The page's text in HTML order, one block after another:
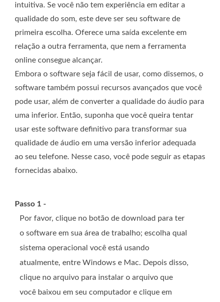
intuitiva. Se você não tem experiência em editar a
qualidade do som, este deve ser seu software de
primeira escolha. Oferece uma saída excelente em
relação a outra ferramenta, que nem a ferramenta
online consegue alcançar.
Embora o software seja fácil de usar, como dissemos, o
software também possui recursos avançados que você
pode usar, além de converter a qualidade do áudio para
uma inferior. Então, suponha que você queira tentar
usar este software definitivo para transformar sua
qualidade de áudio em uma versão inferior adequada
ao seu telefone. Nesse caso, você pode seguir as etapas
fornecidas abaixo.
Passo 1 -
Por favor, clique no botão de download para ter
o software em sua área de trabalho; escolha qual
sistema operacional você está usando
atualmente, entre Windows e Mac. Depois disso,
clique no arquivo para instalar o arquivo que
você baixou em seu computador e clique em